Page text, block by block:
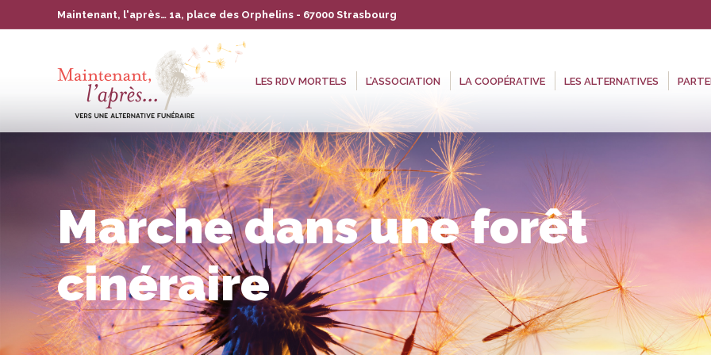
Maintenant, l'après… 1a, place des Orphelins - 67000 Strasbourg
LES RDV MORTELS L’ASSOCIATION LA COOPÉRATIVE LES ALTERNATIVES
Marche dans une forêt
cinéraire
LES RDV MORTELS L’ASSOCIATION LA COOPÉRATIVE LES ALTERNATIVES PARTENAIRES AGENDA